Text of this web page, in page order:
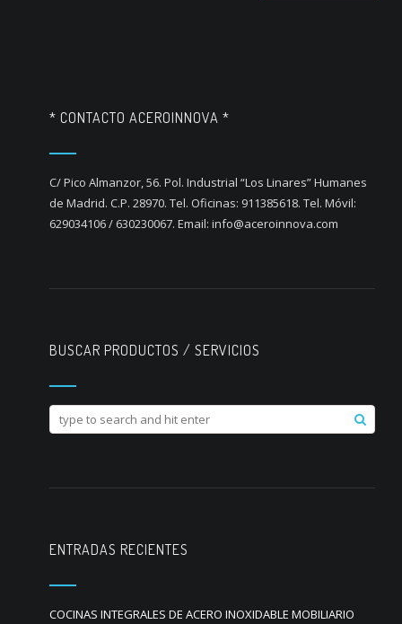
* CONTACTO ACEROINNOVA *
C/ Pico Almanzor, 56. Pol. Industrial “Los Linares” Humanes
de Madrid. C.P. 28970. Tel. Oficinas: 911385618. Tel. Móvil:
629034106 / 630230067. Email: info@aceroinnova.com
BUSCAR PRODUCTOS / SERVICIOS
ENTRADAS RECIENTES
COCINAS INTEGRALES DE ACERO INOXIDABLE MOBILIARIO